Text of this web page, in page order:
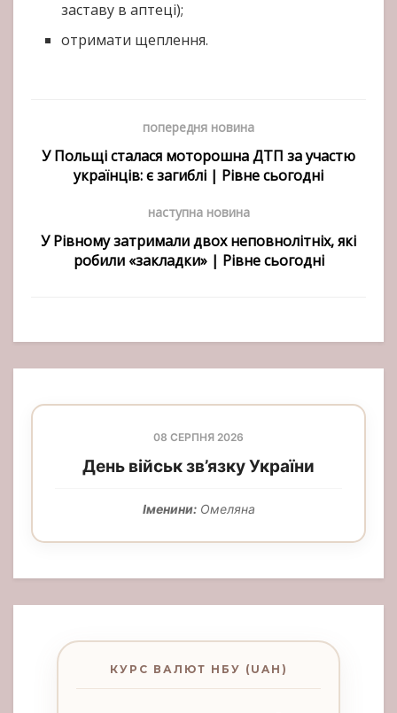
заставу в аптеці);
отримати щеплення.
попередня новина
У Польщі сталася моторошна ДТП за участю
українців: є загиблі | Рівне сьогодні
наступна новина
У Рівному затримали двох неповнолітніх, які
робили «закладки» | Рівне сьогодні
08 СЕРПНЯ 2026
День військ зв’язку України
Іменини:Омеляна
КУРС ВАЛЮТ НБУ (UAH)